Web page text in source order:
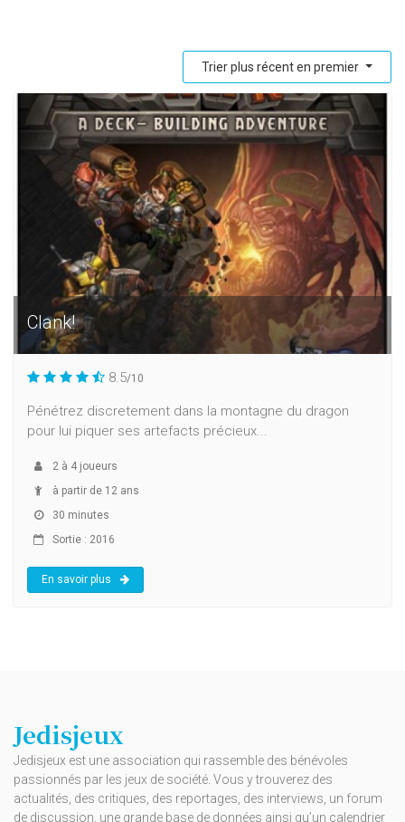
Trier plus récent en premier
Clank!
8.5/10
Pénétrez discretement dans la montagne du dragon
pour lui piquer ses artefacts précieux...
2 à 4 joueurs
à partir de 12 ans
30 minutes
Sortie : 2016
En savoir plus
Jedisjeux
Jedisjeux est une association qui rassemble des bénévoles
passionnés par les jeux de société. Vous y trouverez des
actualités, des critiques, des reportages, des interviews, un forum
de discussion, une grande base de données ainsi qu’un calendrier